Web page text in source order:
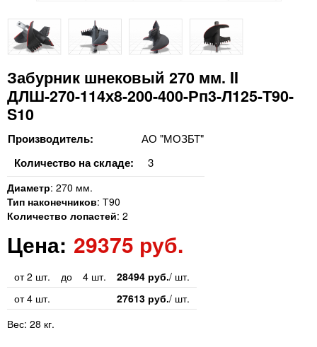
Забурник шнековый 270 мм. II
ДЛШ-270-114х8-200-400-Рп3-Л125-Т90-
S10
Производитель: АО "МОЗБТ"
Количество на складе: 3
Диаметр: 270 мм.
Тип наконечников: Т90
Количество лопастей: 2
Цена: 29375 руб.
от 2 шт. до 4 шт. 28494 руб./ шт.
от 4 шт.
27613 руб./ шт.
Вес: 28 кг.